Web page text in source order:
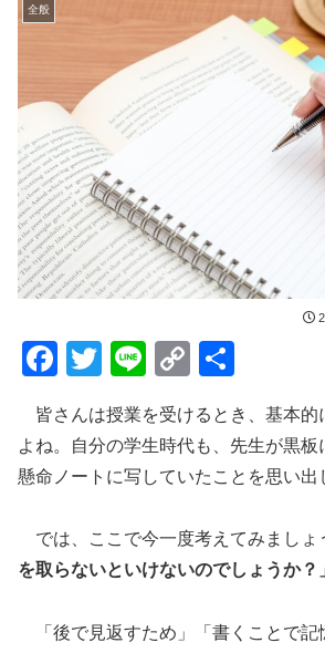
全般
F
c
e
o
o
T
tt
er
Li
e
C
p
y
n
k
皆さんは授業を受けるとき、基本的
よね。自分の学生時代も、先生が黒
懸命ノートに写していたことを思い出
では、ここで今一度考えてみましょ
を取らないといけないのでしょうか？
「後で見返すため」「書くことで記